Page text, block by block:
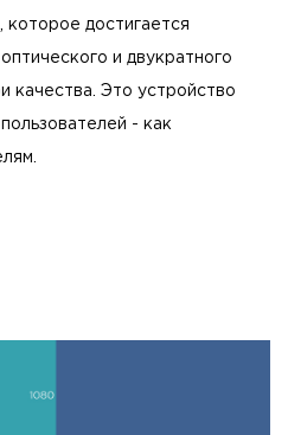
которое достигается
и двукратного
качества. Это устройство
- как